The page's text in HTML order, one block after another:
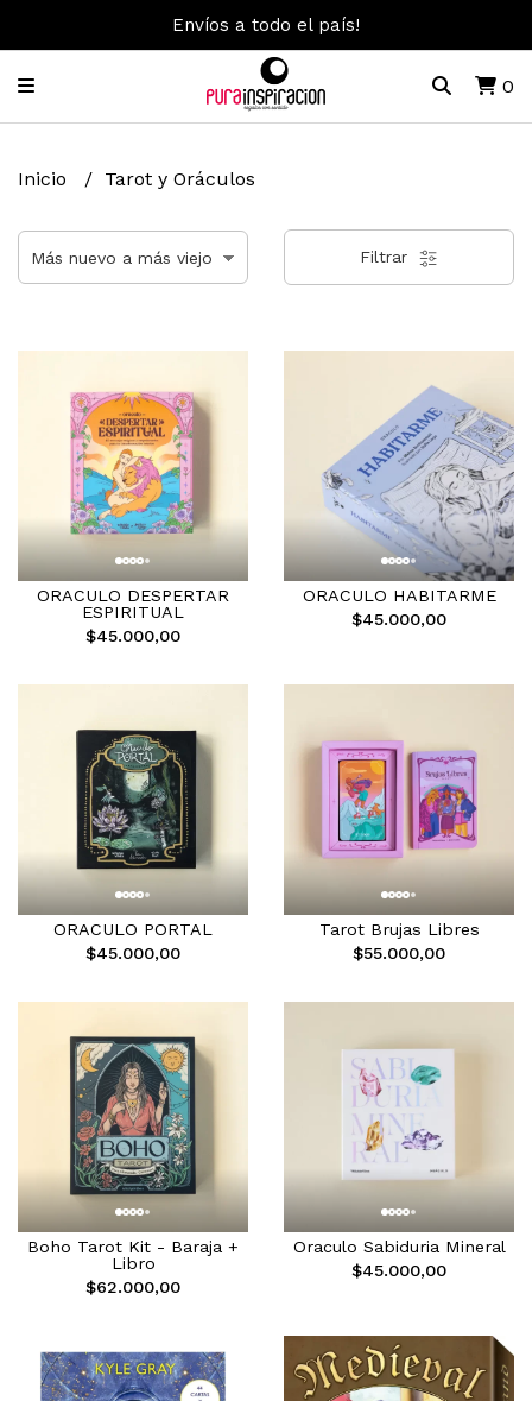
Envíos a todo el país!
0
Inicio Tarot y Oráculos
Filtrar
ORACULO DESPERTAR
ESPIRITUAL
$45.000,00
ORACULO HABITARME
$45.000,00
ORACULO PORTAL
$45.000,00
Tarot Brujas Libres
$55.000,00
Boho Tarot Kit - Baraja +
Libro
$62.000,00
Oraculo Sabiduria Mineral
$45.000,00